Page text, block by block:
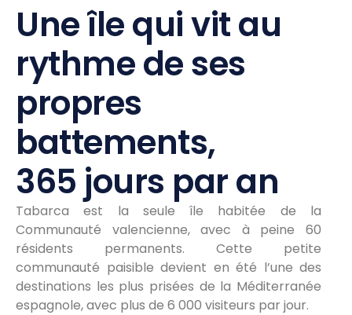
Une île qui vit au
rythme de ses
propres
battements,
365 jours par an
Tabarca est la seule île habitée de la
Communauté valencienne, avec à peine 60
résidents permanents. Cette petite
communauté paisible devient en été l’une des
destinations les plus prisées de la Méditerranée
espagnole, avec plus de 6 000 visiteurs par jour.